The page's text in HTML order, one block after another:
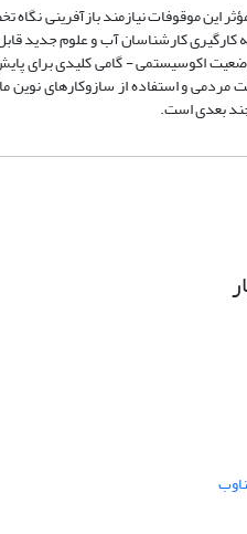
این موقوفات نیازمند بازآفرینی
کارگیری کارشناسان آب و علوم جدید
اکوسیستمی - گامی کلیدی برای
و استفاده از سازوکارهای
بعدی است.